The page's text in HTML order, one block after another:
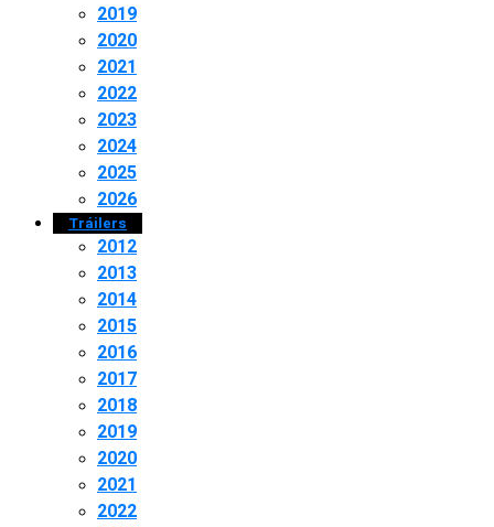
2019
2020
2021
2022
2023
2024
2025
2026
Tráilers
2012
2013
2014
2015
2016
2017
2018
2019
2020
2021
2022